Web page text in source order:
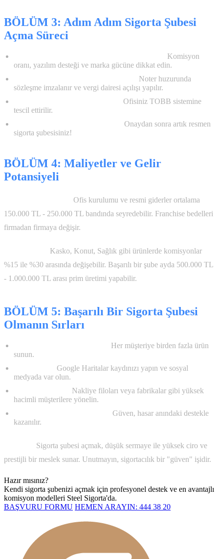
BÖLÜM 3: Adım Adım Sigorta Şubesi
Açma Süreci
Komisyon
oranı, yazılım desteği ve marka gücüne dikkat edin.
Noter huzurunda
sözleşme imzalanır ve vergi dairesi açılışı yapılır.
Ofisiniz TOBB sistemine
tescil ettirilir.
Onaydan sonra artık resmen
sigorta şubesisiniz!
BÖLÜM 4: Maliyetler ve Gelir
Potansiyeli
Ofis kurulumu ve resmi giderler ortalama
150.000 TL - 250.000 TL bandında seyredebilir. Franchise bedelleri
firmadan firmaya değişir.
Kasko, Konut, Sağlık gibi ürünlerde komisyonlar
%15 ile %30 arasında değişebilir. Başarılı bir şube ayda 500.000 TL
- 1.000.000 TL arası prim üretimi yapabilir.
BÖLÜM 5: Başarılı Bir Sigorta Şubesi
Olmanın Sırları
Her müşteriye birden fazla ürün
sunun.
Google Haritalar kaydınızı yapın ve sosyal
medyada var olun.
Nakliye filoları veya fabrikalar gibi yüksek
hacimli müşterilere yönelin.
Güven, hasar anındaki destekle
kazanılır.
Sigorta şubesi açmak, düşük sermaye ile yüksek ciro ve
prestijli bir meslek sunar. Unutmayın, sigortacılık bir "güven" işidir.
Hazır mısınız?
Kendi sigorta şubenizi açmak için profesyonel destek ve en avantajlı
komisyon modelleri Steel Sigorta'da.
BAŞVURU FORMU HEMEN ARAYIN: 444 38 20